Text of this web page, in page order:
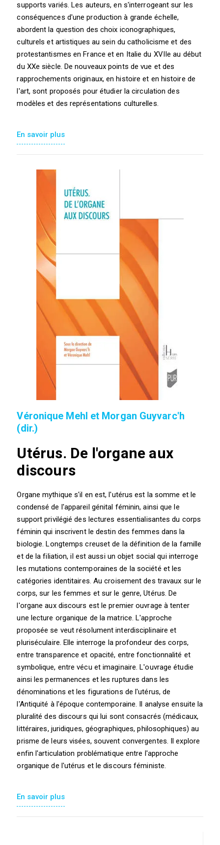
supports variés. Les auteurs, en s'interrogeant sur les
conséquences d'une production à grande échelle,
abordent la question des choix iconographiques,
culturels et artistiques au sein du catholicisme et des
protestantismes en France et en Italie du XVIIe au début
du XXe siècle. De nouveaux points de vue et des
rapprochements originaux, en histoire et en histoire de
l'art, sont proposés pour étudier la circulation des
modèles et des représentations culturelles.
En savoir plus
Véronique Mehl et Morgan Guyvarc'h
(dir.)
Utérus. De l'organe aux
discours
Organe mythique s'il en est, l'utérus est la somme et le
condensé de l'appareil génital féminin, ainsi que le
support privilégié des lectures essentialisantes du corps
féminin qui inscrivent le destin des femmes dans la
biologie. Longtemps creuset de la définition de la famille
et de la filiation, il est aussi un objet social qui interroge
les mutations contemporaines de la société et les
catégories identitaires. Au croisement des travaux sur le
corps, sur les femmes et sur le genre, Utérus. De
l'organe aux discours est le premier ouvrage à tenter
une lecture organique de la matrice. L'approche
proposée se veut résolument interdisciplinaire et
pluriséculaire. Elle interroge la profondeur des corps,
entre transparence et opacité, entre fonctionnalité et
symbolique, entre vécu et imaginaire. L'ouvrage étudie
ainsi les permanences et les ruptures dans les
dénominations et les figurations de l'utérus, de
l'Antiquité à l'époque contemporaine. Il analyse ensuite la
pluralité des discours qui lui sont consacrés (médicaux,
littéraires, juridiques, géographiques, philosophiques) au
prisme de leurs visées, souvent convergentes. Il explore
enfin l'articulation problématique entre l'approche
organique de l'utérus et le discours féministe.
En savoir plus